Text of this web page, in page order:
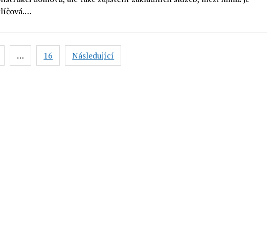
… 16 Následující